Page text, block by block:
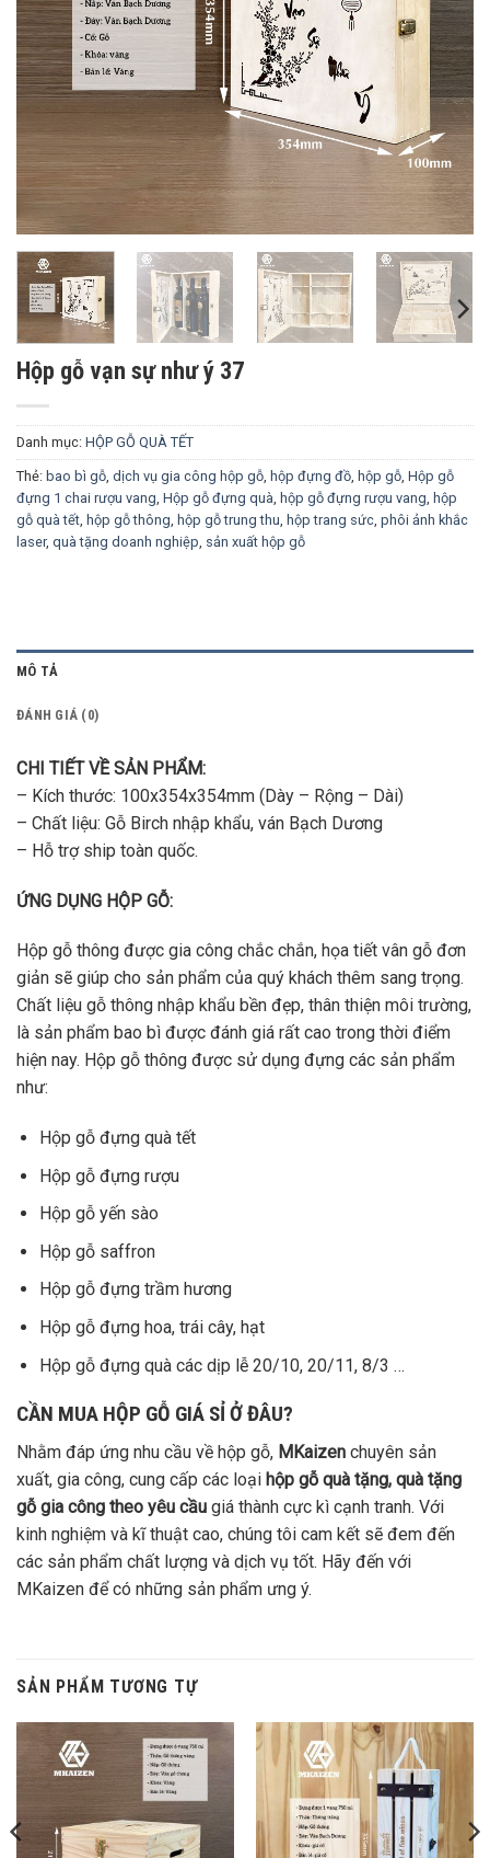
Hộp gỗ vạn sự như ý 37
Danh mục: HỘP GỖ QUÀ TẾT
Thẻ: bao bì gỗ dịch vụ gia công hộp gỗ hộp đựng đồ hộp gỗ Hộp gỗ
đựng 1 chai rượu vang Hộp gỗ đựng quà hộp gỗ đựng rượu vang hộp
gỗ quà tết hộp gỗ thông hộp gỗ trung thu hộp trang sức phôi ảnh khắc
laser, quà tặng doanh nghiệp sản xuất hộp gỗ
MÔ TẢ
ĐÁNH GIÁ (0)
CHI TIẾT VỀ SẢN PHẨM:
– Kích thước: 100x354x354mm (Dày – Rộng – Dài)
– Chất liệu: Gỗ Birch nhập khẩu, ván Bạch Dương
– Hỗ trợ ship toàn quốc.
ỨNG DỤNG HỘP GỖ:
Hộp gỗ thông được gia công chắc chắn, họa tiết vân gỗ đơn
giản sẽ giúp cho sản phẩm của quý khách thêm sang trọng.
Chất liệu gỗ thông nhập khẩu bền đẹp, thân thiện môi trường,
là sản phẩm bao bì được đánh giá rất cao trong thời điểm
hiện nay. Hộp gỗ thông được sử dụng đựng các sản phẩm
như:
Hộp gỗ đựng quà tết
Hộp gỗ đựng rượu
Hộp gỗ yến sào
Hộp gỗ saffron
Hộp gỗ đựng trầm hương
Hộp gỗ đựng hoa, trái cây, hạt
Hộp gỗ đựng quà các dịp lễ 20/10, 20/11, 8/3 …
CẦN MUA HỘP GỖ GIÁ SỈ Ở ĐÂU?
Nhằm đáp ứng nhu cầu về hộp gỗ, MKaizen chuyên sản
xuất, gia công, cung cấp các loại hộp gỗ quà tặng, quà tặng
gỗ gia công theo yêu cầu giá thành cực kì cạnh tranh. Với
kinh nghiệm và kĩ thuật cao, chúng tôi cam kết sẽ đem đến
các sản phẩm chất lượng và dịch vụ tốt. Hãy đến với
MKaizen để có những sản phẩm ưng ý.
SẢN PHẨM TƯƠNG TỰ